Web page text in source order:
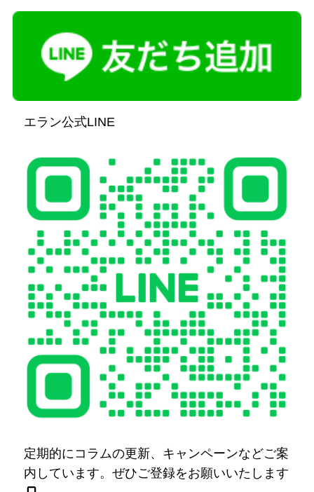
エラン公式LINE
定期的にコラムの更新、キャンペーンなどご案
内しています。ぜひご登録をお願いいたします